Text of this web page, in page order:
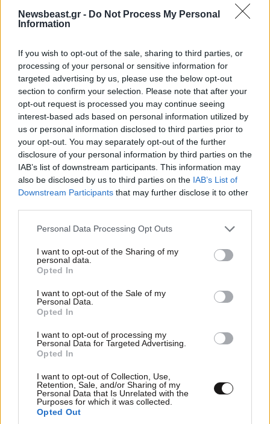
Newsbeast.gr - Do Not Process My Personal
Information
If you wish to opt-out of the sale, sharing to third parties, or
processing of your personal or sensitive information for
targeted advertising by us, please use the below opt-out
section to confirm your selection. Please note that after your
opt-out request is processed you may continue seeing
interest-based ads based on personal information utilized by
us or personal information disclosed to third parties prior to
your opt-out. You may separately opt-out of the further
disclosure of your personal information by third parties on the
IAB’s list of downstream participants. This information may
also be disclosed by us to third parties on the IAB’s List of
Downstream Participants that may further disclose it to other
Please note that this website/app uses one or more Google
not limited to your visit or usage behaviour. You may click to
grant or deny consent to Google and its third-party tags to
use your data for below specified purposes in below Google
consent section.
Personal Data Processing Opt Outs
I want to opt-out of the Sharing of my
personal data.
Opted In
I want to opt-out of the Sale of my
Personal Data.
Opted In
I want to opt-out of processing my
Personal Data for Targeted Advertising.
Opted In
I want to opt-out of Collection, Use,
Retention, Sale, and/or Sharing of my
Personal Data that Is Unrelated with the
Purposes for which it was collected.
Opted Out
Όταν ο Kanye αναβίωσε το θέμα στη σελίδα του στο
Instagramαυτή την εβδομάδα, η Khloe έγραψε: «Ναι,
σε αγαπώ.Δεν θέλω να το κάνω αυτό στα social
το θέμα. Είσαι ο πατέρας των ανιψιών μου και
προσπαθώ να σε σέβομαι, αλλά σε παρακαλώ
ΣΤΑΜΑΤΗΣΕ να γκρεμίζεις την Kimberly και να
χρησιμοποιείς την οικογένειά μας, όταν θέλεις να
αφήγηση γενεθλίων. Αρκετά πια. Όλοι γνωρίζουμε
την αλήθεια και κατά τη γνώμη μου,
σου ανά πάσα στιγμή και ήθελες ξεχωριστά γενέθλια.
Έχω δει όλα τα κείμενα για να το αποδείξω. Και όταν
άλλαξες γνώμη και ήθελες να παρευρεθείς